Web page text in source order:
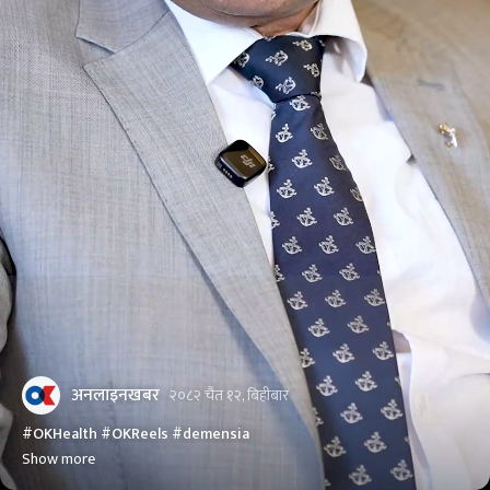
अनलाइनखबर २०८२ चैत १२, बिहीबार
#OKHealth #OKReels #demensia
Show more